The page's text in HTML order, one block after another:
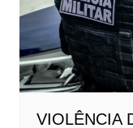
VIOLÊNCIA